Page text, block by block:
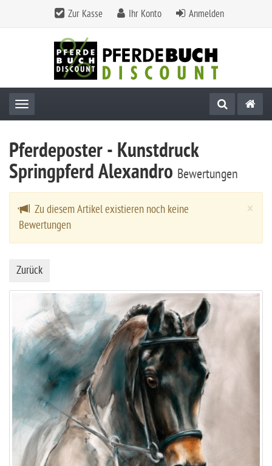
Zur Kasse Ihr Konto Anmelden
Toggle navigation
Pferdeposter - Kunstdruck
Springpferd Alexandro Bewertungen
×
Zu diesem Artikel existieren noch keine
Bewertungen
Zurück